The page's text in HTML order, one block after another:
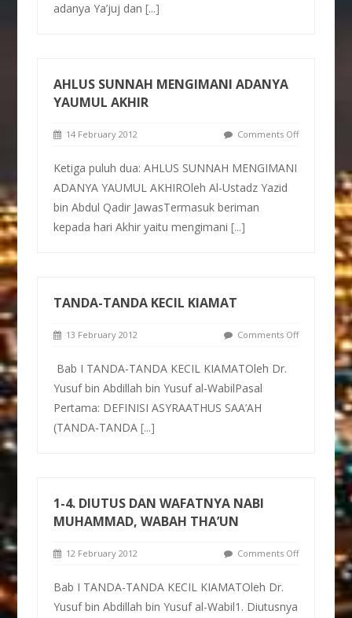
adanya Ya’juj dan[...]
AHLUS SUNNAH MENGIMANI ADANYA
YAUMUL AKHIR
14 February 2012 Comments Off
Ketiga puluh dua: AHLUS SUNNAH MENGIMANI
ADANYA YAUMUL AKHIROleh Al-Ustadz Yazid
bin Abdul Qadir JawasTermasuk beriman
kepada hari Akhir yaitu mengimani[...]
TANDA-TANDA KECIL KIAMAT
13 February 2012 Comments Off
Bab I TANDA-TANDA KECIL KIAMATOleh Dr.
Yusuf bin Abdillah bin Yusuf al-WabilPasal
Pertama: DEFINISI ASYRAATHUS SAA’AH
(TANDA-TANDA[...]
1-4. DIUTUS DAN WAFATNYA NABI
MUHAMMAD, WABAH THA’UN
12 February 2012 Comments Off
Bab I TANDA-TANDA KECIL KIAMATOleh Dr.
Yusuf bin Abdillah bin Yusuf al-Wabil1. Diutusnya